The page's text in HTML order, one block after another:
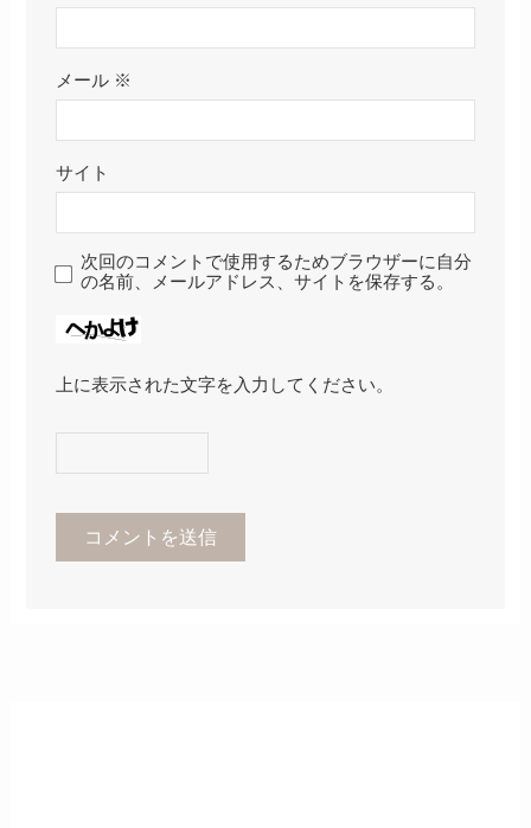
メール ※
サイト
次回のコメントで使用するためブラウザーに自分
の名前、メールアドレス、サイトを保存する。
上に表示された文字を入力してください。